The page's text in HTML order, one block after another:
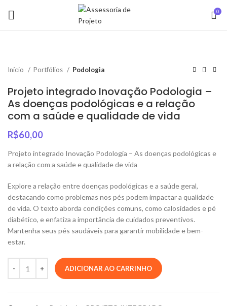
0
Início Portfólios Podologia
Projeto integrado Inovação Podologia –
As doenças podológicas e a relação
com a saúde e qualidade de vida
R$60,00
Projeto integrado Inovação Podologia – As doenças podológicas e
a relação com a saúde e qualidade de vida
Explore a relação entre doenças podológicas e a saúde geral,
destacando como problemas nos pés podem impactar a qualidade
de vida. O texto aborda condições comuns, como calosidades e pé
diabético, e enfatiza a importância de cuidados preventivos.
Mantenha seus pés saudáveis para garantir mobilidade e bem-
estar.
ADICIONAR AO CARRINHO